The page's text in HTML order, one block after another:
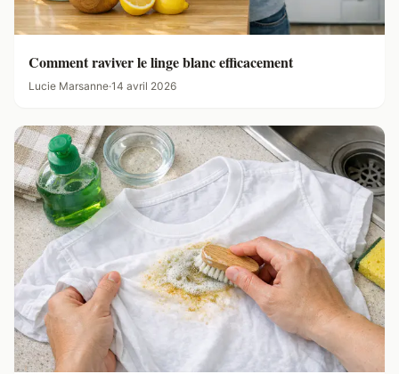
Comment raviver le linge blanc efficacement
Lucie Marsanne·14 avril 2026